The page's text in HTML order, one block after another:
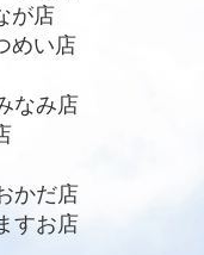
が店
めい店
なみ店
かだ店
すお店